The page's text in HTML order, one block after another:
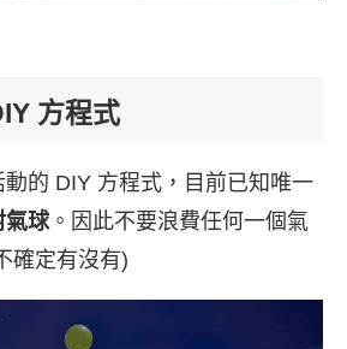
方程式
的 DIY 方程式，目前已知唯一
氣球。因此不要浪費任何一個氣
確定有沒有)